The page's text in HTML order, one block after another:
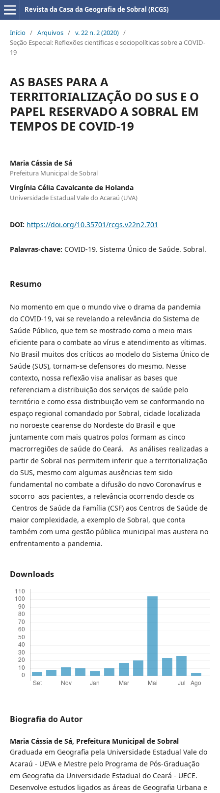
Revista da Casa da Geografia de Sobral (RCGS)
Início / Arquivos / v. 22 n. 2 (2020) /
Seção Especial: Reflexões científicas e sociopolíticas sobre a COVID-
19
AS BASES PARA A
TERRITORIALIZAÇÃO DO SUS E O
PAPEL RESERVADO A SOBRAL EM
TEMPOS DE COVID-19
Maria Cássia de Sá
Prefeitura Municipal de Sobral
Virgínia Célia Cavalcante de Holanda
Universidade Estadual Vale do Acaraú (UVA)
DOI: https://doi.org/10.35701/rcgs.v22n2.701
Palavras-chave: COVID-19. Sistema Único de Saúde. Sobral.
Resumo
No momento em que o mundo vive o drama da pandemia
do COVID-19, vai se revelando a relevância do Sistema de
Saúde Público, que tem se mostrado como o meio mais
eficiente para o combate ao vírus e atendimento as vítimas.
No Brasil muitos dos críticos ao modelo do Sistema Único de
Saúde (SUS), tornam-se defensores do mesmo. Nesse
contexto, nossa reflexão visa analisar as bases que
referenciam a distribuição dos serviços de saúde pelo
território e como essa distribuição vem se conformando no
espaço regional comandado por Sobral, cidade localizada
no noroeste cearense do Nordeste do Brasil e que
juntamente com mais quatros polos formam as cinco
macrorregiões de saúde do Ceará. As análises realizadas a
partir de Sobral nos permitem inferir que a territorialização
do SUS, mesmo com algumas ausências tem sido
fundamental no combate a difusão do novo Coronavírus e
socorro aos pacientes, a relevância ocorrendo desde os
Centros de Saúde da Família (CSF) aos Centros de Saúde de
maior complexidade, a exemplo de Sobral, que conta
também com uma gestão pública municipal mas austera no
enfrentamento a pandemia.
Downloads
Biografia do Autor
Maria Cássia de Sá, Prefeitura Municipal de Sobral
Graduada em Geografia pela Universidade Estadual Vale do
Acaraú - UEVA e Mestre pelo Programa de Pós-Graduação
em Geografia da Universidade Estadual do Ceará - UECE.
Desenvolve estudos ligados as áreas de Geografia Urbana e